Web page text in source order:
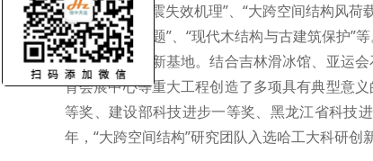
抗震性能及强震失效机理”、“大跨空间结构风荷
构系统关键问题”、“现代木结构与古建筑保护”
培养和工程创新基地。结合吉林滑冰馆、亚运
育会展中心等重大工程创造了多项具有典型意
等奖、建设部科技进步一等奖、黑龙江省科技
年，“大跨空间结构”研究团队入选哈工大科研创